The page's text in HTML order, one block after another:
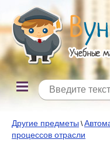
Другие предметы \
процессов отрасли